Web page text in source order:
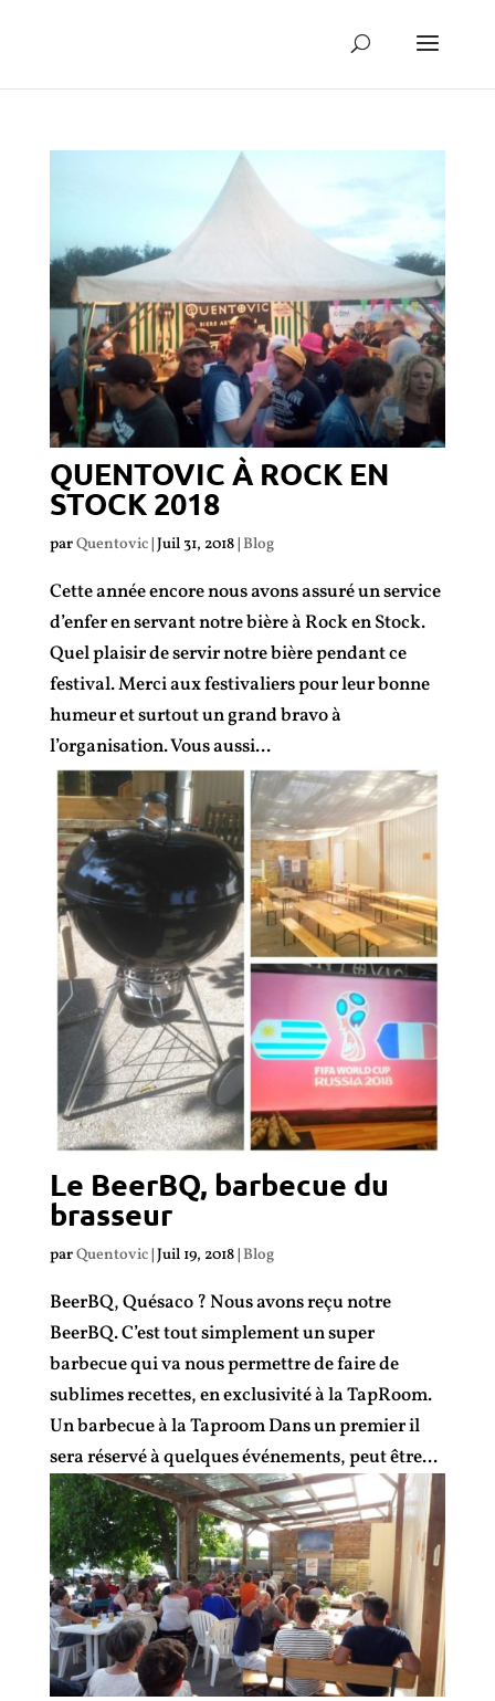
QUENTOVIC À ROCK EN
STOCK 2018
parQuentovic|Juil 31, 2018|Blog
Cette année encore nous avons assuré un service
d’enfer en servant notre bière à Rock en Stock.
Quel plaisir de servir notre bière pendant ce
festival. Merci aux festivaliers pour leur bonne
humeur et surtout un grand bravo à
l’organisation. Vous aussi...
Le BeerBQ, barbecue du
brasseur
parQuentovic| Juil 19, 2018| Blog
BeerBQ, Quésaco ? Nous avons reçu notre
BeerBQ. C’est tout simplement un super
barbecue qui va nous permettre de faire de
sublimes recettes, en exclusivité à la TapRoom.
Un barbecue à la Taproom Dans un premier il
sera réservé à quelques événements, peut être...